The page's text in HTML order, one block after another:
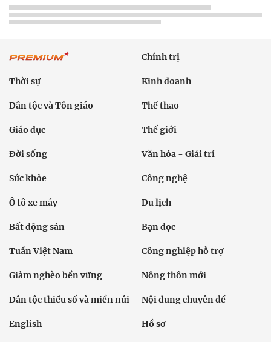
Chính trị
Thời sự Kinh doanh
Dân tộc và Tôn giáo Thể thao
Giáo dục Thế giới
Đời sống Văn hóa - Giải trí
Sức khỏe Công nghệ
Ô tô xe máy Du lịch
Bất động sản Bạn đọc
Tuần Việt Nam Công nghiệp hỗ trợ
Giảm nghèo bền vững Nông thôn mới
Dân tộc thiểu số và miền núi Nội dung chuyên đề
English Hồ sơ